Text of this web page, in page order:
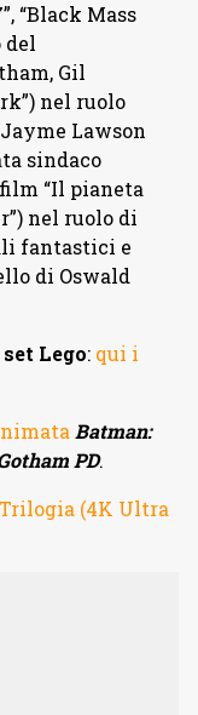
“Black Mass
del
Gil
nel ruolo
Lawson
sindaco
“Il pianeta
nel ruolo di
fantastici e
di Oswald
set Lego: qui i
Batman:
PD.
(4K Ultra